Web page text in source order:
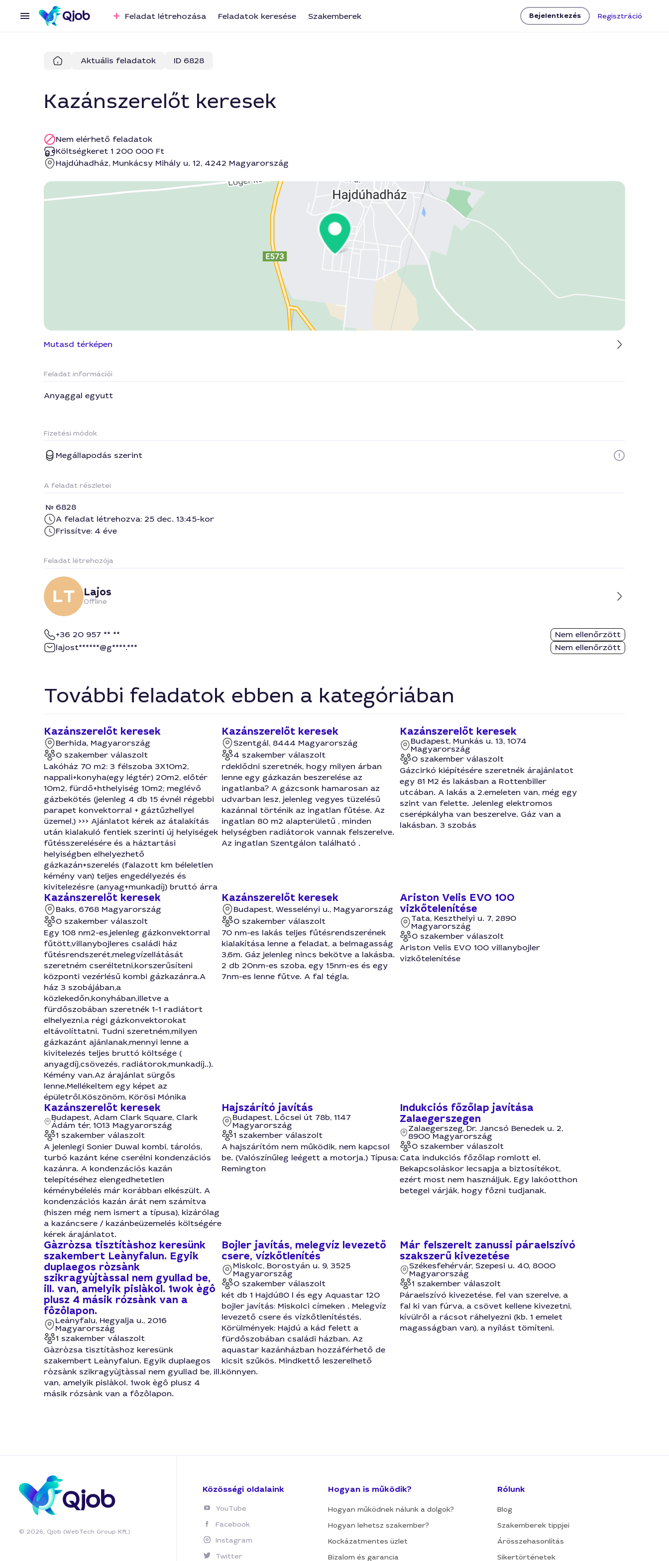
Feladat létrehozása Feladatok keresése Szakemberek Bejelentkezés Regisztráció
Aktuális feladatok ID 6828
Kazánszerelőt keresek
Nem elérhető feladatok
Költségkeret 1 200 000 Ft
Hajdúhadház, Munkácsy Mihály u. 12, 4242 Magyarország
Mutasd térképen
Feladat információi
Anyaggal egyutt
Fizetési módok
Megállapodás szerint
A feladat részletei
6828
A feladat létrehozva: 25 dec. 13:45-kor
Frissítve: 4 éve
Feladat létrehozója
Lajos
Offline
+36 20 957 ** **
Nem ellenőrzött
lajost******@g****.***
Nem ellenőrzött
További feladatok ebben a kategóriában
Kazánszerelőt keresek
Berhida, Magyarország
0 szakember válaszolt
Lakóház 70 m2: 3 félszoba 3X10m2,
nappali+konyha(egy légtér) 20m2, előtér
10m2, fürdő+hthelyiség 10m2; meglévő
gázbekötés (jelenleg 4 db 15 évnél régebbi
parapet konvektorral + gáztűzhellyel
üzemel,) >>> Ajánlatot kérek az átalakítás
után kialakuló fentiek szerinti új helyiségek
fűtésszerelésére és a háztartási
helyiségben elhelyezhető
gázkazán+szerelés (falazott km béleletlen
kémény van) teljes engedélyezés és
kivitelezésre (anyag+munkadíj) bruttó árra
Kazánszerelőt keresek
Szentgál, 8444 Magyarország
4 szakember válaszolt
rdeklődni szeretnék, hogy milyen árban
lenne egy gázkazán beszerelése az
ingatlanba? A gázcsonk hamarosan az
udvarban lesz, jelenleg vegyes tüzelésű
kazánnal történik az ingatlan fűtése. Az
ingatlan 80 m2 alapterületű , minden
helységben radiátorok vannak felszerelve.
Az ingatlan Szentgálon található .
Kazánszerelőt keresek
Budapest, Munkás u. 13, 1074
Magyarország
0 szakember válaszolt
Gázcirkó kiépítésére szeretnék árajánlatot
egy 81 M2 és lakásban a Rottenbiller
utcában. A lakás a 2.emeleten van, még egy
szint van felette. Jelenleg elektromos
cserépkályha van beszerelve. Gáz van a
lakásban. 3 szobás
Kazánszerelőt keresek
Baks, 6768 Magyarország
0 szakember válaszolt
Egy 108 nm2-es,jelenleg gázkonvektorral
fűtött,villanybojleres családi ház
fűtésrendszerét,melegvízellátását
szeretném cseréltetni,korszerűsíteni
központi vezérlésű kombi gázkazánra.A
ház 3 szobájában,a
közlekedőn,konyhában,illetve a
fürdőszobában szeretnék 1-1 radiátort
elhelyezni,a régi gázkonvektorokat
eltávolíttatni. Tudni szeretném,milyen
gázkazánt ajánlanak,mennyi lenne a
kivitelezés teljes bruttó költsége (
anyagdíj,csövezés, radiátorok,munkadíj..).
Kémény van.Az árajánlat sürgős
lenne.Mellékeltem egy képet az
épületről.Köszönöm, Körösi Mónika
Kazánszerelőt keresek
Budapest, Wesselényi u., Magyarország
0 szakember válaszolt
70 nm-es lakás teljes fűtésrendszerének
kialakítása lenne a feladat, a belmagasság
3,6m. Gáz jelenleg nincs bekötve a lakásba.
2 db 20nm-es szoba, egy 15nm-es és egy
7nm-es lenne fűtve. A fal tégla.
Ariston Velis EVO 100
vizkőtelenítése
Tata, Keszthelyi u. 7, 2890
Magyarország
0 szakember válaszolt
Ariston Velis EVO 100 villanybojler
vizkőtelenítése
Kazánszerelőt keresek
Budapest, Adam Clark Square, Clark
Ádám tér, 1013 Magyarország
1 szakember válaszolt
A jelenlegi Sonier Duwal kombi, tárolós,
turbó kazánt kéne cserélni kondenzációs
kazánra. A kondenzációs kazán
telepítéséhez elengedhetetlen
kéménybélelés már korábban elkészült. A
kondenzációs kazán árát nem számítva
(hiszen még nem ismert a típusa), kizárólag
a kazáncsere / kazánbeüzemelés költségére
kérek árajánlatot.
Hajszárító javítás
Budapest, Lőcsei út 78b, 1147
Magyarország
1 szakember válaszolt
A hajszárítóm nem működik, nem kapcsol
be. (Valószínűleg leégett a motorja.) Típusa:
Remington
Indukciós főzőlap javítása
Zalaegerszegen
Zalaegerszeg, Dr. Jancsó Benedek u. 2,
8900 Magyarország
0 szakember válaszolt
Cata indukciós főzőlap romlott el.
Bekapcsoláskor lecsapja a biztosítékot,
ezért most nem használjuk. Egy lakóotthon
betegei várják, hogy főzni tudjanak.
Gàzròzsa tisztítàshoz keresünk
szakembert Leànyfalun. Egyik
duplaegos ròzsànk
szikragyùjtàssal nem gyullad be,
ill. van, amelyik pislàkol. 1wok ègô
plusz 4 másik rózsànk van a
fôzôlapon.
Leányfalu, Hegyalja u., 2016
Magyarország
1 szakember válaszolt
Gàzròzsa tisztítàshoz keresünk
szakembert Leànyfalun. Egyik duplaegos
ròzsànk szikragyùjtàssal nem gyullad be, ill.
van, amelyik pislàkol. 1wok ègô plusz 4
másik rózsànk van a fôzôlapon.
Bojler javítás, melegvíz levezető
csere, vízkőtlenítés
Miskolc, Borostyán u. 9, 3525
Magyarország
0 szakember válaszolt
két db 1 Hajdú80 l és egy Aquastar 120
bojler javítás: Miskolci címeken . Melegvíz
levezető csere és vízkőtlenítéstés.
Körülmények: Hajdú a kád felett a
fürdőszobában családi házban. Az
aquastar kazánházban hozzáférhető de
kicsit szűkös. Mindkettő leszerelhető
könnyen.
Már felszerelt zanussi páraelszívó
szakszerű kivezetése
Székesfehérvár, Szepesi u. 40, 8000
Magyarország
1 szakember válaszolt
Páraelszívó kivezetése, fel van szerelve, a
fal ki van fúrva, a csövet kellene kivezetni,
kívülről a rácsot ráhelyezni (kb. 1 emelet
magasságban van), a nyílást tömíteni.
© 2026, Qjob (WebTech Group Kft.)
Közösségi oldalaink
YouTube
Facebook
Instagram
Twitter
Hogyan is működik?
Hogyan működnek nálunk a dolgok?
Hogyan lehetsz szakember?
Kockázatmentes üzlet
Bizalom és garancia
Rólunk
Blog
Szakemberek tippjei
Árösszehasonlítás
Sikertörténetek